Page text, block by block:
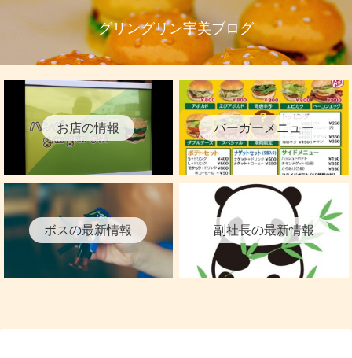
グリングリン宇美ブログ
お店の情報 バーガーメニュー
ボスの最新情報 副社長の最新情報